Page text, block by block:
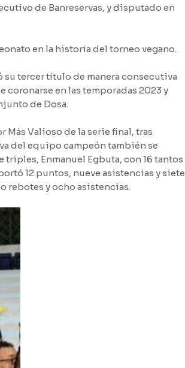
de Banreservas, y disputado en
en la historia del torneo vegano.
tercer título de manera consecutiva
coronarse en las temporadas 2023 y
de Dosa.
Valioso de la serie final, tras
del equipo campeón también se
triples, Enmanuel Egbuta, con 16 tantos
12 puntos, nueve asistencias y siete
rebotes y ocho asistencias.